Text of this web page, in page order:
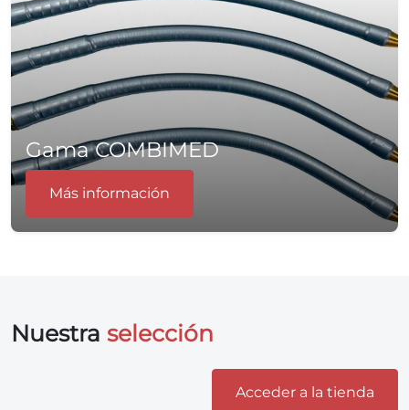
Gama COMBIMED
Más información
Nuestra selección
Acceder a la tienda